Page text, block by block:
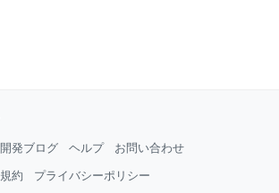
開発ブログ ヘルプ お問い合わせ
約 プライバシーポリシー